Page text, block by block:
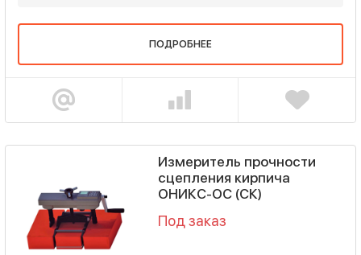
ПОДРОБНЕЕ
Измеритель прочности
сцепления кирпича
ОНИКС-ОС (СК)
Под заказ